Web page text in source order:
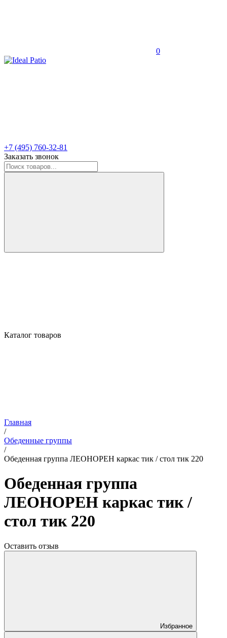
0
+7 (495) 760-32-81
Заказать звонок
Каталог товаров
Главная
/
Обеденные группы
/
Обеденная группа ЛЕОНОРЕН каркас тик / стол тик 220
Обеденная группа
ЛЕОНОРЕН каркас тик /
стол тик 220
Оставить отзыв
Избранное